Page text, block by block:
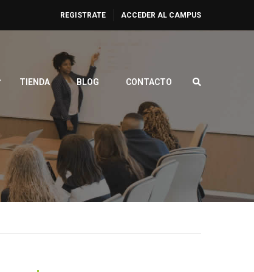
REGISTRATE ACCEDER AL CAMPUS
TIENDA BLOG CONTACTO